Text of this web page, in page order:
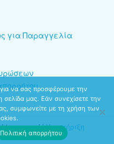
για Παραγγελία
reserved |Υποστήριξη
-dezitech.
να σας προσφέρουμε την
σελίδα μας. Εάν συνεχίσετε την
συμφωνείτε με τη χρήση των
Πολιτική απορρήτου